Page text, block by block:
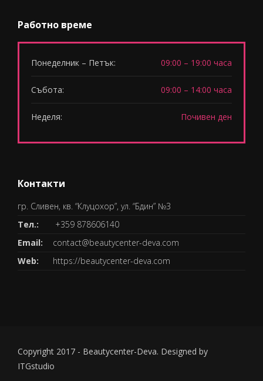
Работно време
Понеделник – Петък: 09:00 – 19:00 часа
Събота: 09:00 – 14:00 часа
Неделя: Почивен ден
Контакти
гр. Сливен, кв. “Клуцохор”, ул. “Бдин” №3
Тел.:
+359 878606140
Email:
contact@beautycenter-deva.com
Web:
https://beautycenter-deva.com
Copyright 2017 - Beautycenter-Deva. Designed by
ITGstudio